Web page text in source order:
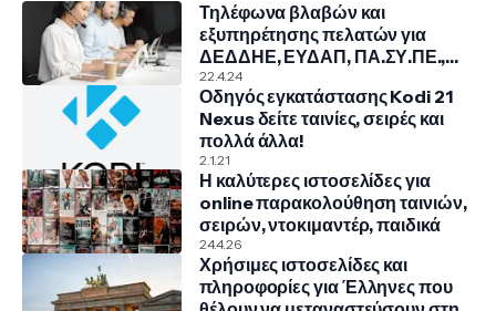
Τηλέφωνα βλαβών και
εξυπηρέτησης πελατών για
ΔΕΔΔΗΕ, ΕΥΔΑΠ, ΠΑ.ΣΥ.ΠΕ.,
COSMOTE, NOVA, VODAFONE
22.4.24
Οδηγός εγκατάστασης Kodi 21
Nexus δείτε ταινίες, σειρές και
πολλά άλλα!
2.1.21
Η καλύτερες ιστοσελίδες για
online παρακολούθηση ταινιών,
σειρών, ντοκιμαντέρ, παιδικά
24.4.26
Χρήσιμες ιστοσελίδες και
πληροφορίες για Έλληνες που